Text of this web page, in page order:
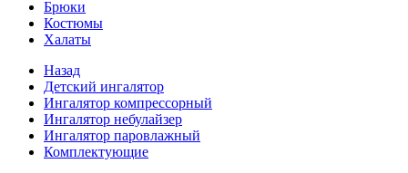
Брюки
Костюмы
Халаты
Назад
Детский ингалятор
Ингалятор компрессорный
Ингалятор небулайзер
Ингалятор паровлажный
Комплектующие